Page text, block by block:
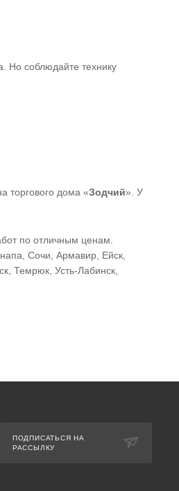
Но соблюдайте технику
торгового дома «Зодчий». У
по отличным ценам.
Сочи, Армавир, Ейск,
Темрюк, Усть-Лабинск,
ПОДПИСАТЬСЯ НА
РАССЫЛКУ